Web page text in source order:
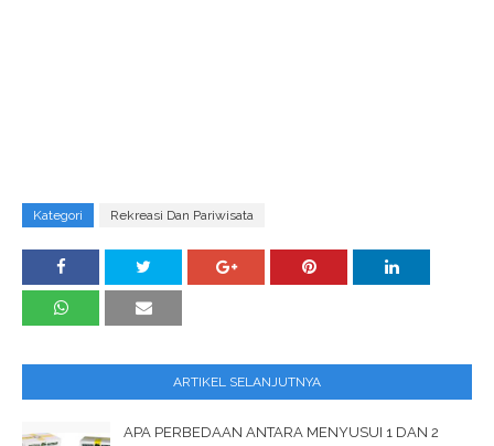
Kategori Rekreasi Dan Pariwisata
ARTIKEL SELANJUTNYA
APA PERBEDAAN ANTARA MENYUSUI 1 DAN 2